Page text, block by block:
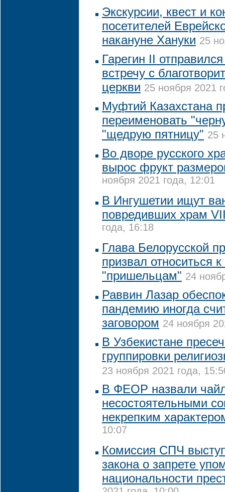
Экскурсии, квест и
посетителей
накануне Хануки 25
Гарегин II
встречу с
церкви 25 ноября 2021
Муфтий Казахстана
переименовать
"щедрую пятницу" 25
Во дворе русского
вырос фрукт
ноября 2021 года, 12:01
В Ингушетии ищут
повредивших храм
года, 16:18
Глава Белорусской
призвал относиться
"пришельцам" 24
Раввин Лазар
пандемию иногда
заговором 24 ноября
В Узбекистане
группировки
23 ноября 2021 года,
В ФЕОР назвали
несостоятельными
некрепким
10:07
Комиссия СПЧ
закона о запрете
национальности